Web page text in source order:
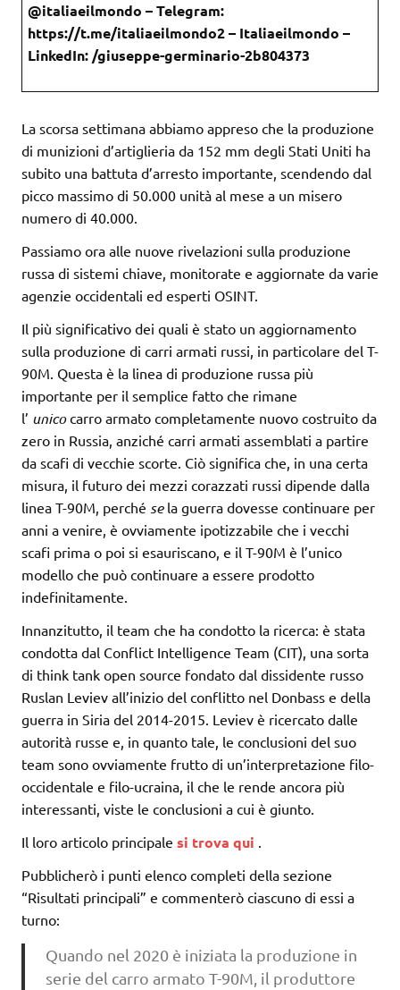
@italiaeilmondo – Telegram:
https://t.me/italiaeilmondo2 – Italiaeilmondo –
LinkedIn: /giuseppe-germinario-2b804373
La scorsa settimana abbiamo appreso che la produzione
di munizioni d’artiglieria da 152 mm degli Stati Uniti ha
subito una battuta d’arresto importante, scendendo dal
picco massimo di 50.000 unità al mese a un misero
numero di 40.000.
Passiamo ora alle nuove rivelazioni sulla produzione
russa di sistemi chiave, monitorate e aggiornate da varie
agenzie occidentali ed esperti OSINT.
Il più significativo dei quali è stato un aggiornamento
sulla produzione di carri armati russi, in particolare del T-
90M. Questa è la linea di produzione russa più
importante per il semplice fatto che rimane
l’ unicocarro armato completamente nuovo costruito da
zero in Russia, anziché carri armati assemblati a partire
da scafi di vecchie scorte. Ciò significa che, in una certa
misura, il futuro dei mezzi corazzati russi dipende dalla
linea T-90M, perché se la guerra dovesse continuare per
anni a venire, è ovviamente ipotizzabile che i vecchi
scafi prima o poi si esauriscano, e il T-90M è l’unico
modello che può continuare a essere prodotto
indefinitamente.
Innanzitutto, il team che ha condotto la ricerca: è stata
condotta dal Conflict Intelligence Team (CIT), una sorta
di think tank open source fondato dal dissidente russo
Ruslan Leviev all’inizio del conflitto nel Donbass e della
guerra in Siria del 2014-2015. Leviev è ricercato dalle
autorità russe e, in quanto tale, le conclusioni del suo
team sono ovviamente frutto di un’interpretazione filo-
occidentale e filo-ucraina, il che le rende ancora più
interessanti, viste le conclusioni a cui è giunto.
Il loro articolo principale si trova qui .
Pubblicherò i punti elenco completi della sezione
“Risultati principali” e commenterò ciascuno di essi a
turno:
Quando nel 2020 è iniziata la produzione in
serie del carro armato T-90M, il produttore